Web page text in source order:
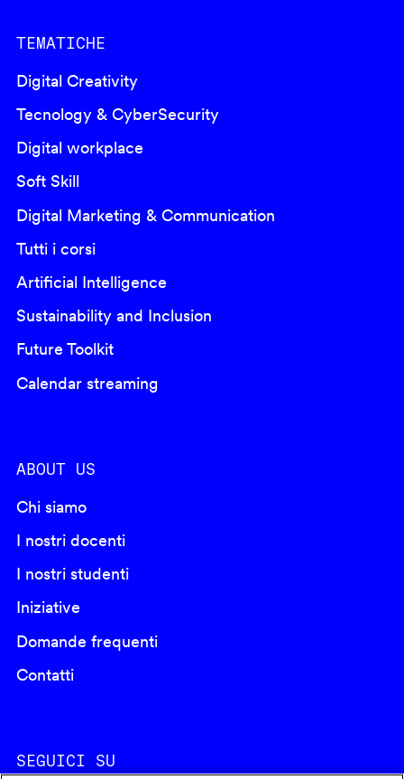
TEMATICHE
Digital Creativity
Tecnology & CyberSecurity
Digital workplace
Soft Skill
Digital Marketing & Communication
Tutti i corsi
Artificial Intelligence
Sustainability and Inclusion
Future Toolkit
Calendar streaming
ABOUT US
Chi siamo
I nostri docenti
I nostri studenti
Iniziative
Domande frequenti
Contatti
SEGUICI SU